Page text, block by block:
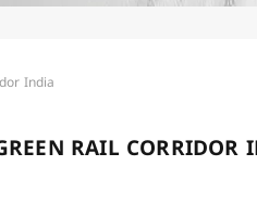
India
RAIL CORRIDOR